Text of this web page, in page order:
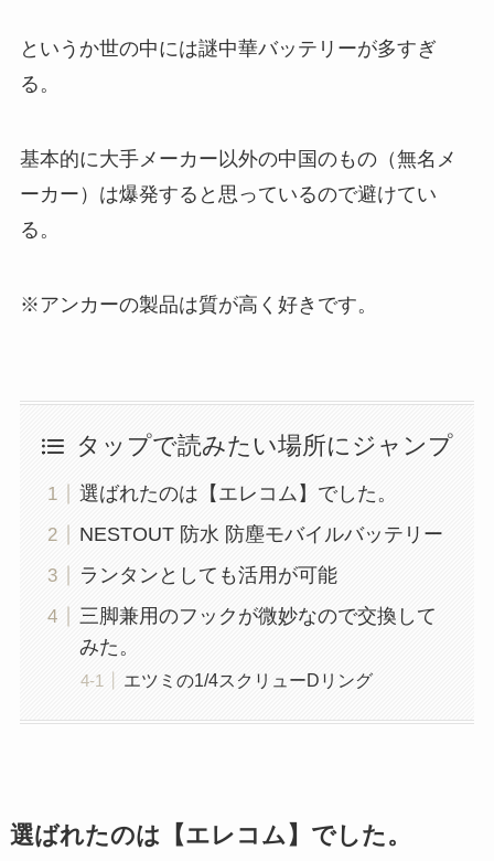
というか世の中には謎中華バッテリーが多すぎ
る。
基本的に大手メーカー以外の中国のもの（無名メ
ーカー）は爆発すると思っているので避けてい
る。
※アンカーの製品は質が高く好きです。
タップで読みたい場所にジャンプ
選ばれたのは【エレコム】でした。
NESTOUT 防水 防塵モバイルバッテリー
ランタンとしても活用が可能
三脚兼用のフックが微妙なので交換して
みた。
エツミの1/4スクリューDリング
選ばれたのは【エレコム】でした。